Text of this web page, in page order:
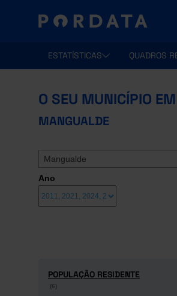
ESTATÍSTICAS QUADROS
O SEU MUNICÍPIO
MANGUALDE
Mangualde
Ano
POPULAÇÃO RESIDENTE
(6)
POPULAÇÃO RESIDENTE
(6)